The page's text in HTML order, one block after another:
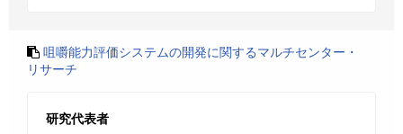
咀嚼能力評価システムの開発に関するマルチセンター・
リサーチ
研究代表者